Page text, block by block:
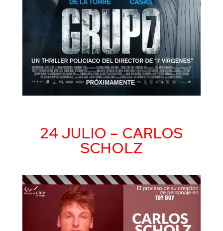
24 JULIO – CARLOS
SCHOLZ